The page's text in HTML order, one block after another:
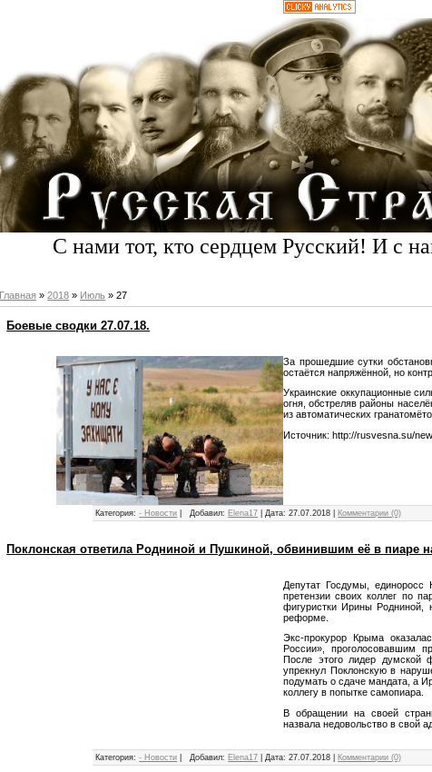
С нами тот, кто сердцем Русский! И с
Главная »2018 » Июль » 27
Боевые сводки 27.07.18.
За прошедшие сутки
остаётся напряжённой, но
Украинские оккупационные
огня, обстреляв районы
из автоматических
Источник: http://rusvesna.su/
Категория: - Новости Добавил: Elena17 Дата: 27.07.2018 Комментарии (0)
Поклонская ответила Родниной и Пушкиной, обвинившим её в пиаре
Депутат Госдумы, единоросс
претензии своих коллег по
фигуристки Ирины Родниной,
реформе.
Экс-прокурор Крыма
России», проголосовавшим
После этого лидер думской
упрекнул Поклонскую в
подумать о сдаче мандата, а
коллегу в попытке самопиара.
В обращении на своей
назвала недовольство в свой
Категория: - Новости Добавил: Elena17 Дата: 27.07.2018 Комментарии (0)